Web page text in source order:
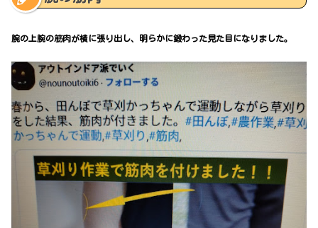
腕の上腕の筋肉が横に張り出し、明らかに鍛わった見た目になりました。